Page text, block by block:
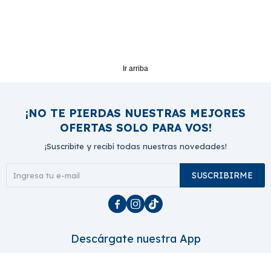
Ir arriba
¡NO TE PIERDAS NUESTRAS MEJORES
OFERTAS SOLO PARA VOS!
¡Suscribite y recibí todas nuestras novedades!
SUSCRIBIRME
  
Descárgate nuestra App